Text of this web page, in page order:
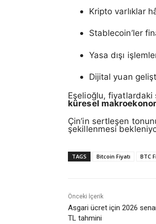
Kripto varlıklar
Stablecoin’ler
Yasa dışı
Dijital yuan
Eşelioğlu, fiyatlardaki
küresel
Çin’in sertleşen
şekillenmesi
TAGS Bitcoin Fiyatı BTC
Önceki İçerik
Asgari ücret için 2026
TL tahmini